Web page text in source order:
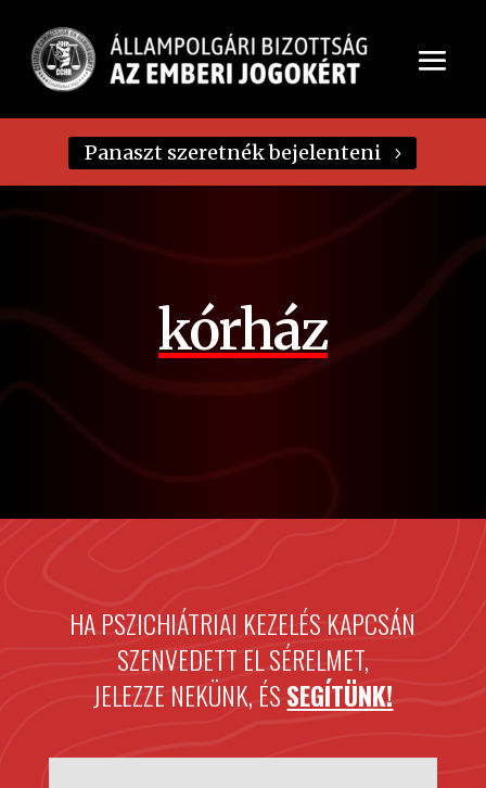
Panaszt szeretnék bejelenteni
kórház
HA PSZICHIÁTRIAI KEZELÉS KAPCSÁN
SZENVEDETT EL SÉRELMET,
JELEZZE NEKÜNK, ÉSSEGÍTÜNK!